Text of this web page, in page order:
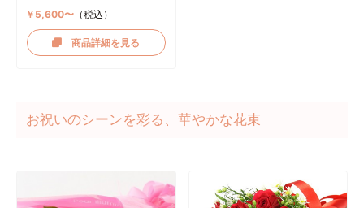
￥5,600〜（税込）
商品詳細を見る
お祝いのシーンを彩る、華やかな花束